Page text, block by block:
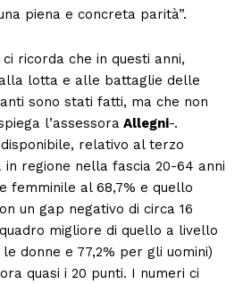
piena e concreta parità”.
ricorda che in questi anni,
lotta e alle battaglie delle
sono stati fatti, ma che non
l’assessora Allegni-.
disponibile, relativo al terzo
in regione nella fascia 20-64 anni
femminile al 68,7% e quello
un gap negativo di circa 16
migliore di quello a livello
donne e 77,2% per gli uomini)
quasi i 20 punti. I numeri ci